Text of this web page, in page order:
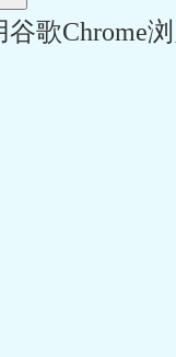
歌Chrome浏